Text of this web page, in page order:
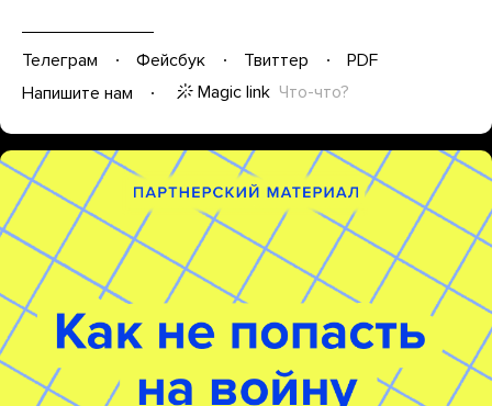
Телеграм Фейсбук Твиттер
PDF
Напишите нам
Magic link Что-что?